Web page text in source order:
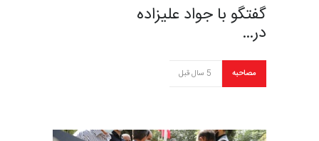
گفتگو با جواد علیزاده
در…
مصاحبه 5 سال قبل